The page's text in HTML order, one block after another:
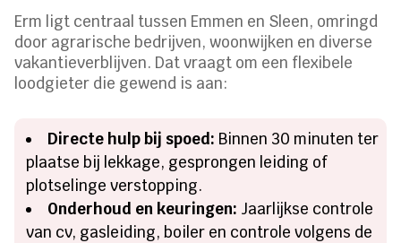
Erm ligt centraal tussen Emmen en Sleen, omringd
door agrarische bedrijven, woonwijken en diverse
vakantieverblijven. Dat vraagt om een flexibele
loodgieter die gewend is aan:
Directe hulp bij spoed: Binnen 30 minuten ter
plaatse bij lekkage, gesprongen leiding of
plotselinge verstopping.
Onderhoud en keuringen: Jaarlijkse controle
van cv, gasleiding, boiler en controle volgens de